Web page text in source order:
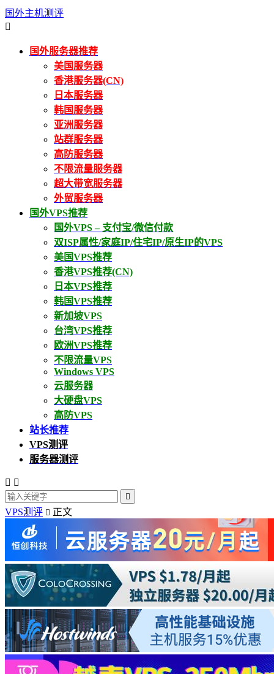
国外主机测评

国外服务器推荐
美国服务器
香港服务器(CN)
日本服务器
韩国服务器
亚洲服务器
站群服务器
高防服务器
不限流量服务器
超大带宽服务器
外贸服务器
国外VPS推荐
国外VPS – 支付宝/微信付款
双ISP属性/家庭IP/住宅IP/原生IP的VPS
美国VPS推荐
香港VPS推荐(CN)
日本VPS推荐
韩国VPS推荐
新加坡VPS
台湾VPS推荐
欧洲VPS推荐
不限流量VPS
Windows VPS
云服务器
大硬盘VPS
高防VPS
站长推荐
VPS测评
服务器测评
 

VPS测评  正文